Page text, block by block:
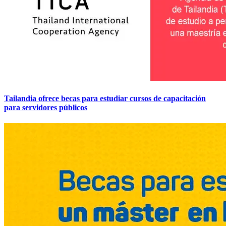
Tailandia ofrece becas para estudiar cursos de capacitación
para servidores públicos